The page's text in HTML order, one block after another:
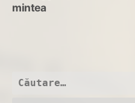
mintea
Caută